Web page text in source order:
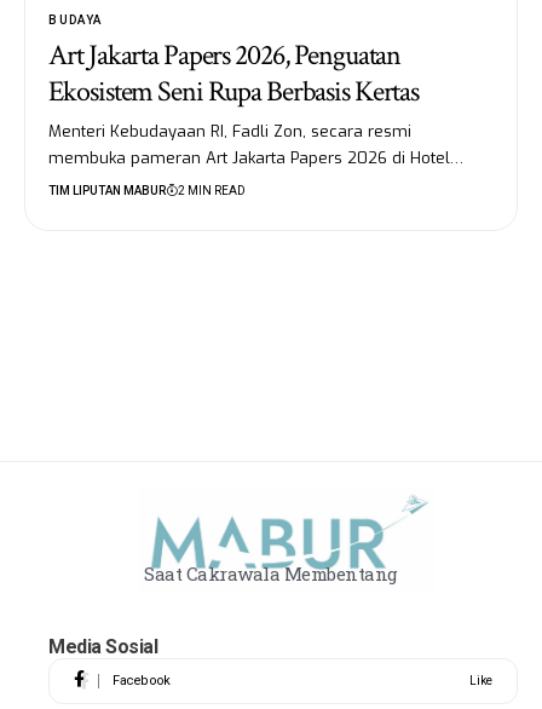
BUDAYA
Art Jakarta Papers 2026, Penguatan
Ekosistem Seni Rupa Berbasis Kertas
Menteri Kebudayaan RI, Fadli Zon, secara resmi
membuka pameran Art Jakarta Papers 2026 di Hotel…
TIM LIPUTAN MABUR 2 MIN READ
Saat Cakrawala Membentang
Media Sosial
Facebook Like